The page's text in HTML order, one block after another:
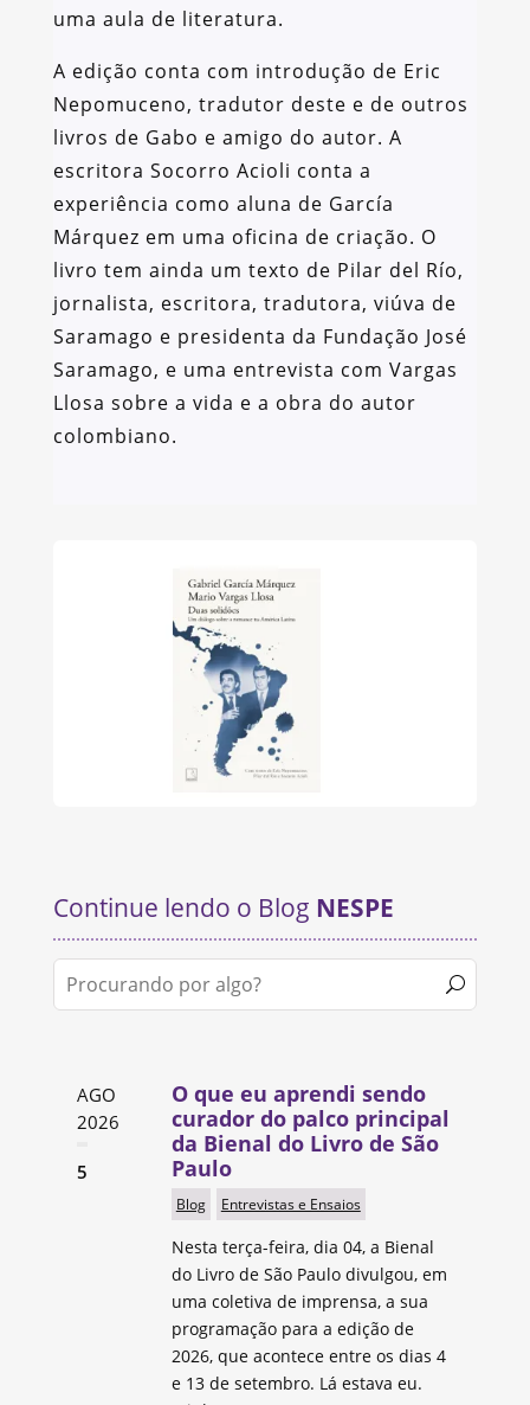
uma aula de literatura.
A edição conta com introdução de Eric
Nepomuceno, tradutor deste e de outros
livros de Gabo e amigo do autor. A
escritora Socorro Acioli conta a
experiência como aluna de García
Márquez em uma oficina de criação. O
livro tem ainda um texto de Pilar del Río,
jornalista, escritora, tradutora, viúva de
Saramago e presidenta da Fundação José
Saramago, e uma entrevista com Vargas
Llosa sobre a vida e a obra do autor
colombiano.
Continue lendo o Blog NESPE
AGO
2026
5
O que eu aprendi sendo
curador do palco principal
da Bienal do Livro de São
Paulo
Blog Entrevistas e Ensaios
Nesta terça-feira, dia 04, a Bienal
do Livro de São Paulo divulgou, em
uma coletiva de imprensa, a sua
programação para a edição de
2026, que acontece entre os dias 4
e 13 de setembro. Lá estava eu.